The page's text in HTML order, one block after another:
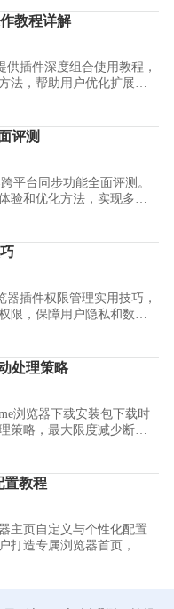
教程详解
供插件深度组合使用教程，
法，帮助用户优化扩展功
评测
平台同步功能全面评测。
验和优化方法，实现多设
器插件权限管理实用技巧，
限，保障用户隐私和数据
处理策略
浏览器下载安装包下载时
策略，最大限度减少断线
置教程
主页自定义与个性化配置
打造专属浏览器首页，提